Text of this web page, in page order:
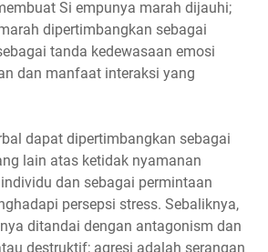
Si empunya marah dijauhi;
dipertimbangkan sebagai
tanda kedewasaan emosi
dan manfaat interaksi yang
dapat dipertimbangkan sebagai
lain atas ketidak nyamanan
dan sebagai permintaan
persepsi stress. Sebaliknya,
ditandai dengan antagonism dan
destruktif; agresi adalah serangan